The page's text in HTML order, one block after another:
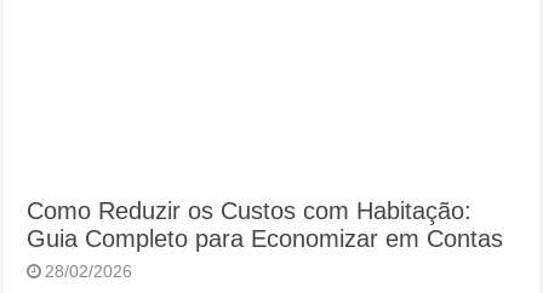
Como Reduzir os Custos com Habitação:
Guia Completo para Economizar em Contas
28/02/2026